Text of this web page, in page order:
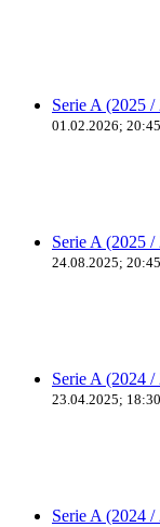
Serie A (2025 /
01.02.2026; 20:45
Serie A (2025 /
24.08.2025; 20:45
Serie A (2024 /
23.04.2025; 18:30
Serie A (2024 /